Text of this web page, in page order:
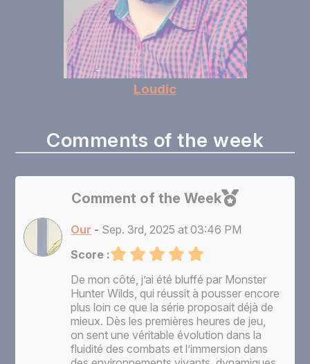
Loudic
Comments of the week
Comment of the Week
Our - Sep. 3rd, 2025 at 03:46 PM
Score :
De mon côté, j’ai été bluffé par Monster
Hunter Wilds, qui réussit à pousser encore
plus loin ce que la série proposait déjà de
mieux. Dès les premières heures de jeu,
on sent une véritable évolution dans la
fluidité des combats et l’immersion dans